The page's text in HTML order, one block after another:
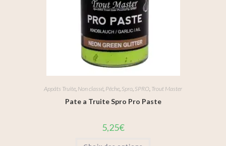
Appâts Truite, Non classé, Pêche, Spro, SPRO, Trout Master
Pate a Truite Spro Pro Paste
5,25€